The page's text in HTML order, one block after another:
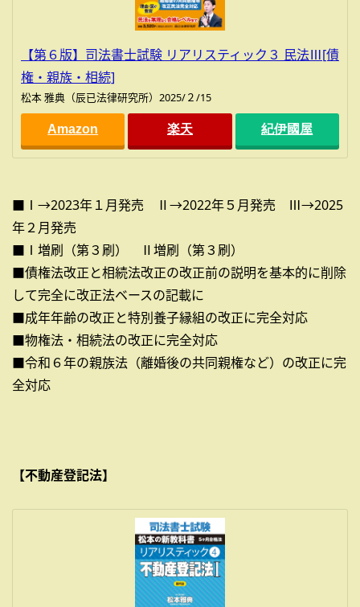
【第６版】司法書士試験 リアリスティック３ 民法Ⅲ[債
権・親族・相続]
松本 雅典（辰已法律研究所）2025/２/15
Amazon 楽天 紀伊國屋
■Ⅰ→2023年１月発売 Ⅱ→2022年５月発売 Ⅲ→2025
年２月発売
■Ⅰ増刷（第３刷） Ⅱ増刷（第３刷）
■債権法改正と相続法改正の改正前の説明を基本的に削除
して完全に改正法ベースの記載に
■成年年齢の改正と特別養子縁組の改正に完全対応
■物権法・相続法の改正に完全対応
■令和６年の親族法（離婚後の共同親権など）の改正に完
全対応
【不動産登記法】